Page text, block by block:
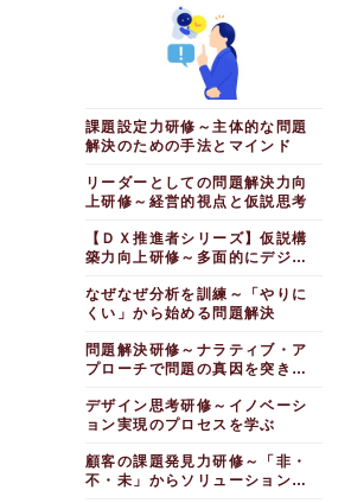
課題設定力研修～主体的な問題
解決のための手法とマインド
リーダーとしての問題解決力向
上研修～経営的視点と仮説思考
【ＤＸ推進者シリーズ】仮説構
築力向上研修～多面的にデジタ
なぜなぜ分析を訓練～「やりに
くい」から始める問題解決
問題解決研修～ナラティブ・ア
プローチで問題の真因を突きと
デザイン思考研修～イノベーシ
ョン実現のプロセスを学ぶ
顧客の課題発見力研修～「非・
不・未」からソリューションを